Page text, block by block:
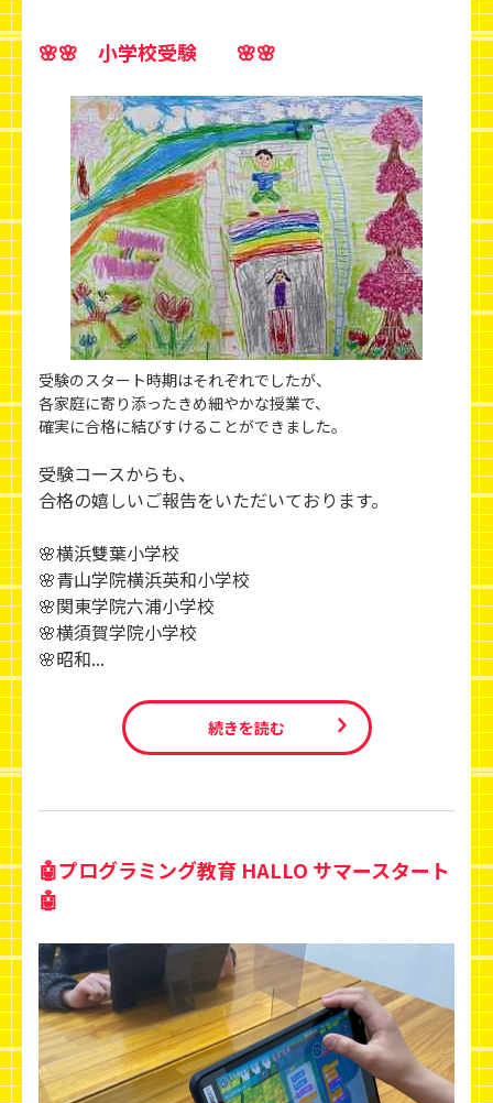
🌸🌸 小学校受験 🌸🌸
受験のスタート時期はそれぞれでしたが、
各家庭に寄り添ったきめ細やかな授業で、
確実に合格に結びすけることができました。
受験コースからも、
合格の嬉しいご報告をいただいております。
🌸横浜雙葉小学校
🌸青山学院横浜英和小学校
🌸関東学院六浦小学校
🌸横須賀学院小学校
🌸昭和...
続きを読む
🤖プログラミング教育 HALLO サマースタート
🤖